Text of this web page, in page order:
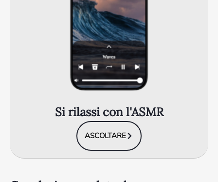
Si rilassi con l'ASMR
ASCOLTARE